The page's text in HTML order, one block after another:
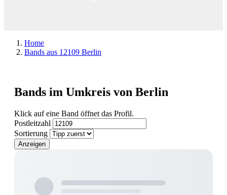
Home
Bands aus 12109 Berlin
Bands im Umkreis von Berlin
Klick auf eine Band öffnet das Profil.
Postleitzahl
Sortierung
Anzeigen